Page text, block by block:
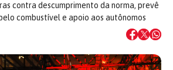
contra descumprimento da norma, prevê
combustível e apoio aos autônomos